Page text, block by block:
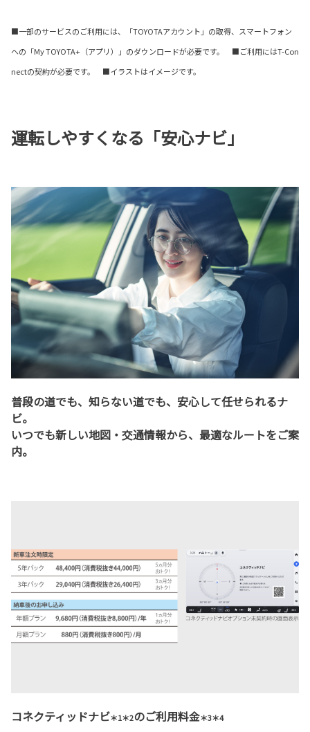
■一部のサービスのご利用には、「TOYOTAアカウント」の取得、スマートフォン
への「My TOYOTA+（アプリ）」のダウンロードが必要です。 ■ご利用にはT-Con
nectの契約が必要です。 ■イラストはイメージです。
運転しやすくなる「安心ナビ」
普段の道でも、知らない道でも、安心して任せられるナ
ビ。
いつでも新しい地図・交通情報から、最適なルートをご案
内。
コネクティッドナビ＊1＊2のご利用料金＊3＊4